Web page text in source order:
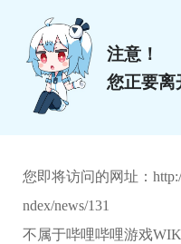
注意！
您正要
您即将访问的网址：
ndex/news/131
不属于哔哩哔哩游戏